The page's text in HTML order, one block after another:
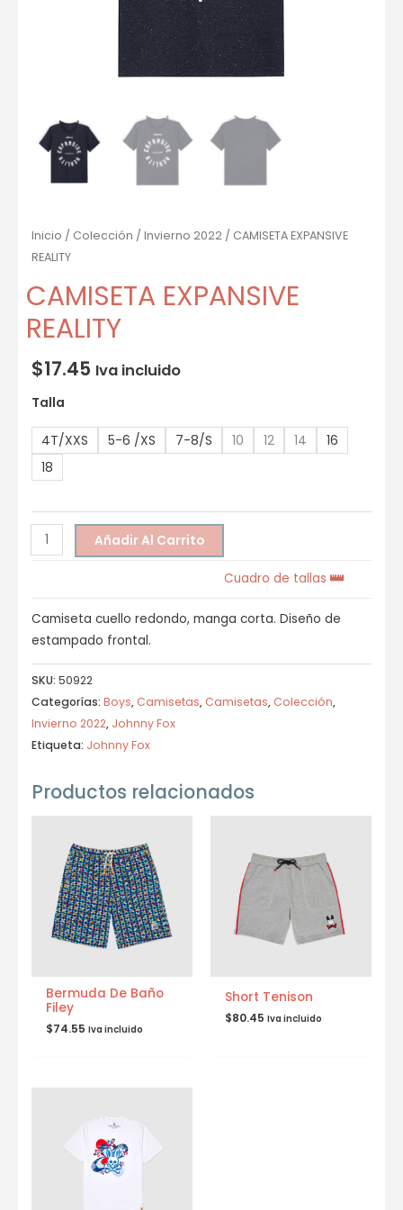
Inicio / Colección / Invierno 2022 / CAMISETA EXPANSIVE
REALITY
CAMISETA EXPANSIVE
REALITY
$17.45 Iva incluido
Talla
4T/XXS 5-6 /XS 7-8/S 10 12 14
16
18
Añadir Al Carrito
Cuadro de tallas
Camiseta cuello redondo, manga corta. Diseño de
estampado frontal.
SKU: 50922
Categorías: Boys, Camisetas, Camisetas, Colección,
Invierno 2022, Johnny Fox
Etiqueta: Johnny Fox
Productos relacionados
Bermuda De Baño
Filey
$74.55 Iva incluido
Short Tenison
$80.45 Iva incluido